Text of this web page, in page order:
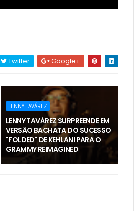
Twitter Google+
LENNY TAVÁREZ
LENNY TAVÁREZ SURPREENDE EM
VERSÃO BACHATA DO SUCESSO
"FOLDED" DE KEHLANI PARA O
GRAMMY REIMAGINED